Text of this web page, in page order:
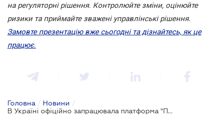
на регуляторні рішення. Контролюйте зміни, оцінюйте
ризики та приймайте зважені управлінські рішення.
Замовте презентацію вже сьогодні та дізнайтесь, як це
працює.
Головна / Новини /
В Україні офіційно запрацювала платформа "Пульс"